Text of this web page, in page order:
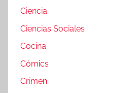
Ciencia
Ciencias Sociales
Cocina
Cómics
Crimen